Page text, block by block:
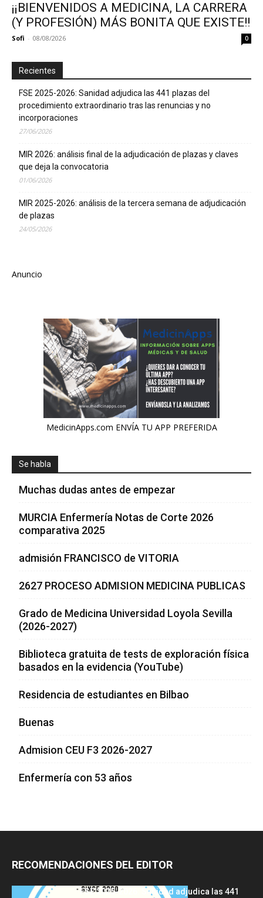
¡¡BIENVENIDOS A MEDICINA, LA CARRERA
(Y PROFESIÓN) MÁS BONITA QUE EXISTE!!
Sofi - 08/08/2026 0
Recientes
FSE 2025-2026: Sanidad adjudica las 441 plazas del
procedimiento extraordinario tras las renuncias y no
incorporaciones
27/06/2026
MIR 2026: análisis final de la adjudicación de plazas y claves
que deja la convocatoria
01/06/2026
MIR 2025-2026: análisis de la tercera semana de adjudicación
de plazas
24/05/2026
Anuncio
MedicinApps.com ENVÍA TU APP PREFERIDA
Se habla
Muchas dudas antes de empezar
MURCIA Enfermería Notas de Corte 2026
comparativa 2025
admisión FRANCISCO de VITORIA
2627 PROCESO ADMISION MEDICINA PUBLICAS
Grado de Medicina Universidad Loyola Sevilla
(2026-2027)
Biblioteca gratuita de tests de exploración física
basados en la evidencia (YouTube)
Residencia de estudiantes en Bilbao
Buenas
Admision CEU F3 2026-2027
Enfermería con 53 años
RECOMENDACIONES DEL EDITOR
FSE 2025-2026: Sanidad adjudica las 441